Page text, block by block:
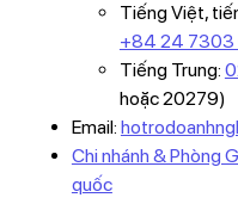
Tiếng Việt,
+84 24
Tiếng Trung:
hoặc 20279)
Email:
Chi nhánh & Phòng
quốc